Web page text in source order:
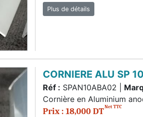
Plus de détails
CORNIERE ALU SP
Réf : SPAN10ABA02 |
Cornière en Aluminium
Prix : 18,000 DTNet TTC